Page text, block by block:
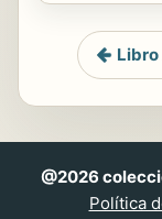
@2026
Política